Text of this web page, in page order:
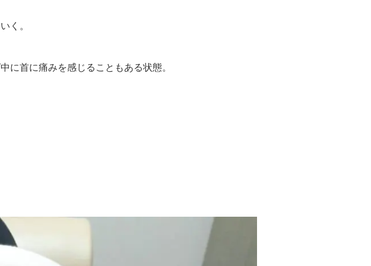
く。
に首に痛みを感じることもある状態。